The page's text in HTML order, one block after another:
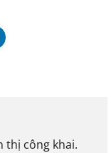
thị công khai.